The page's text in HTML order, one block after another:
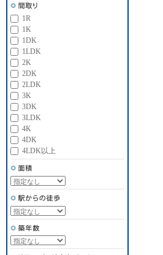
1R
1K
1DK
1LDK
2K
2DK
2LDK
3K
3DK
3LDK
4K
4DK
4LDK以上